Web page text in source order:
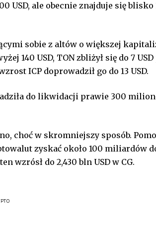
USD, ale obecnie znajduje się blisko
sobie z altów o większej
140 USD, TON zbliżył się do 7 USD
ICP doprowadził go do 13 USD.
do likwidacji prawie 300
choć w skromniejszy sposób.
zyskać około 100 miliardów
wzrósł do 2,430 bln USD w CG.